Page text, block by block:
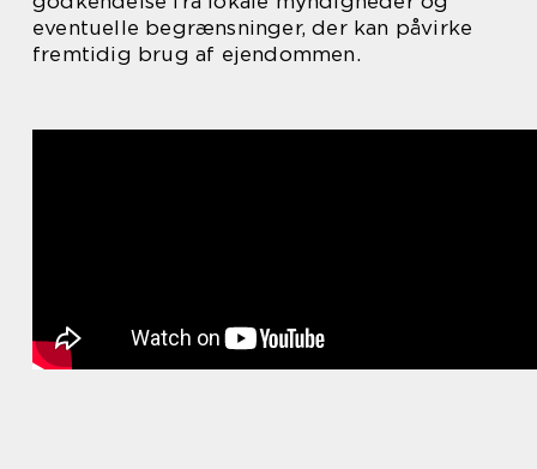
eventuelle begrænsninger, der kan påvirke
fremtidig brug af ejendommen.